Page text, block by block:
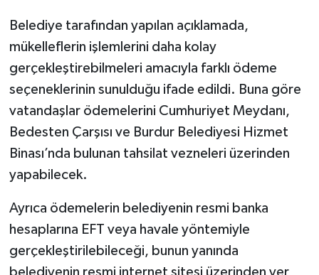
Belediye tarafından yapılan açıklamada,
mükelleflerin işlemlerini daha kolay
gerçekleştirebilmeleri amacıyla farklı ödeme
seçeneklerinin sunulduğu ifade edildi. Buna göre
vatandaşlar ödemelerini Cumhuriyet Meydanı,
Bedesten Çarşısı ve Burdur Belediyesi Hizmet
Binası’nda bulunan tahsilat vezneleri üzerinden
yapabilecek.
Ayrıca ödemelerin belediyenin resmi banka
hesaplarına EFT veya havale yöntemiyle
gerçekleştirilebileceği, bunun yanında
belediyenin resmi internet sitesi üzerinden yer